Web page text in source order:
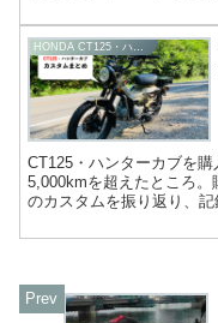
CT125・ハンターカブを
5,000kmを超えたところ
のカスタムを振り返り、